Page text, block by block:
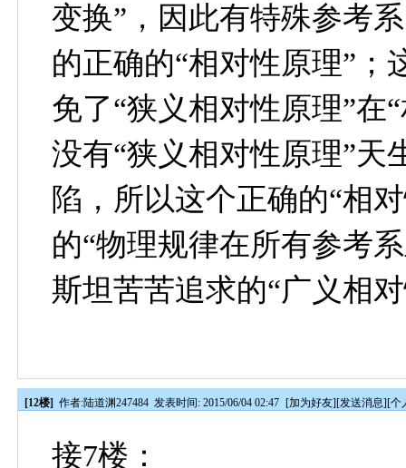
变换”，因此有特殊参考
的正确的“相对性原理”；
免了“狭义相对性原理”在
没有“狭义相对性原理”天
陷，所以这个正确的“相
的“物理规律在所有参考
斯坦苦苦追求的“广义相
[12楼] 作者:陆道渊247484 发表时间: 2015/06/04 02:47 [加为好友][发送消息][个
接7楼：